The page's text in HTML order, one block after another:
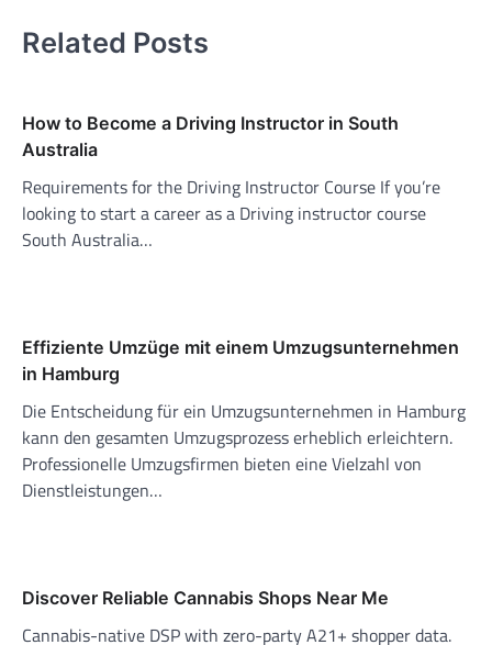
Related Posts
How to Become a Driving Instructor in South
Australia
Requirements for the Driving Instructor Course If you’re
looking to start a career as a Driving instructor course
South Australia…
Effiziente Umzüge mit einem Umzugsunternehmen
in Hamburg
Die Entscheidung für ein Umzugsunternehmen in Hamburg
kann den gesamten Umzugsprozess erheblich erleichtern.
Professionelle Umzugsfirmen bieten eine Vielzahl von
Dienstleistungen…
Discover Reliable Cannabis Shops Near Me
Cannabis-native DSP with zero-party A21+ shopper data.